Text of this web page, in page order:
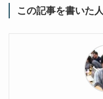
この記事を書いた人